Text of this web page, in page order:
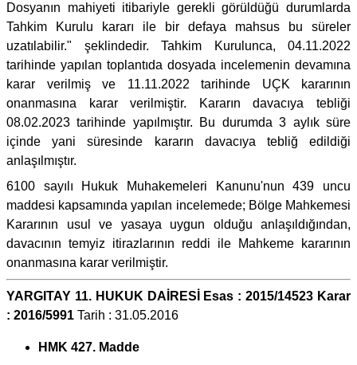
Dosyanın mahiyeti itibariyle gerekli görüldüğü durumlarda
Tahkim Kurulu kararı ile bir defaya mahsus bu süreler
uzatılabilir." şeklindedir. Tahkim Kurulunca, 04.11.2022
tarihinde yapılan toplantıda dosyada incelemenin devamına
karar verilmiş ve 11.11.2022 tarihinde UÇK kararının
onanmasına karar verilmiştir. Kararın davacıya tebliği
08.02.2023 tarihinde yapılmıştır. Bu durumda 3 aylık süre
içinde yani süresinde kararın davacıya tebliğ edildiği
anlaşılmıştır.
6100 sayılı Hukuk Muhakemeleri Kanunu'nun 439 uncu
maddesi kapsamında yapılan incelemede; Bölge Mahkemesi
Kararının usul ve yasaya uygun olduğu anlaşıldığından,
davacının temyiz itirazlarının reddi ile Mahkeme kararının
onanmasına karar verilmiştir.
YARGITAY 11. HUKUK DAİRESİ Esas : 2015/14523 Karar
: 2016/5991 Tarih : 31.05.2016
HMK 427. Madde